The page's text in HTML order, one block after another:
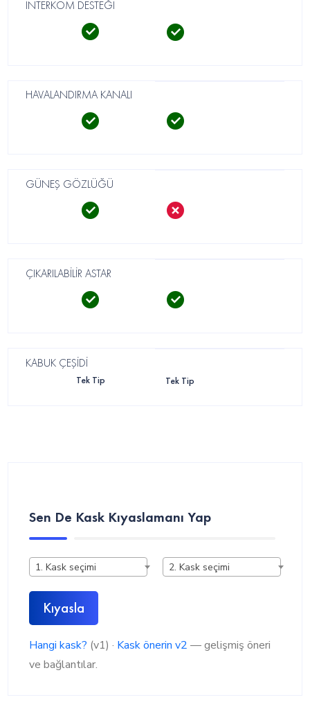
İNTERKOM DESTEĞİ
HAVALANDIRMA KANALI
GÜNEŞ GÖZLÜĞÜ
ÇIKARILABİLİR ASTAR
KABUK ÇEŞİDİ
Tek Tip Tek Tip
Sen De Kask Kıyaslamanı Yap
1. Kask seçimi 2. Kask seçimi
Kıyasla
Hangi kask? (v1) · Kask önerin v2 — gelişmiş öneri
ve bağlantılar.